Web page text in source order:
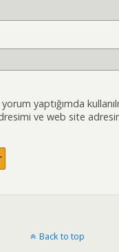
yaptığımda
ve web site
Back to top